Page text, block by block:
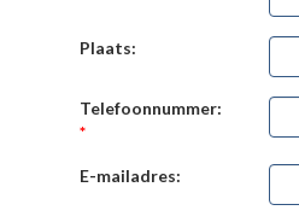
Plaats:
Telefoonnummer:
*
E-mailadres: